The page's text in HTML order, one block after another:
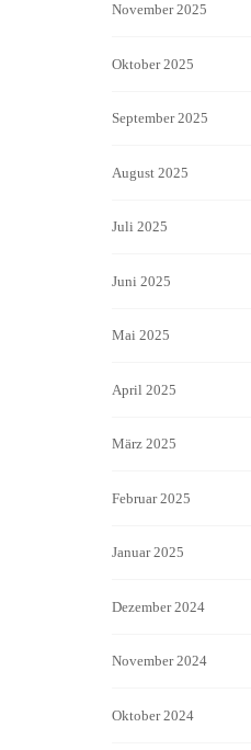
November 2025
Oktober 2025
September 2025
August 2025
Juli 2025
Juni 2025
Mai 2025
April 2025
März 2025
Februar 2025
Januar 2025
Dezember 2024
November 2024
Oktober 2024